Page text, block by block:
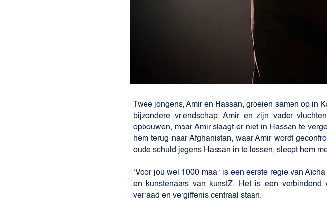
Twee jongens, Amir en Hassan, groeien samen op in
bijzondere vriendschap. Amir en zijn vader
opbouwen, maar Amir slaagt er niet in Hassan te
hem terug naar Afghanistan, waar Amir wordt
oude schuld jegens Hassan in te lossen, sleept hem
‘Voor jou wel 1000 maal’ is een eerste regie van
en kunstenaars van kunstZ. Het is een verbindend
verraad en vergiffenis centraal staan.